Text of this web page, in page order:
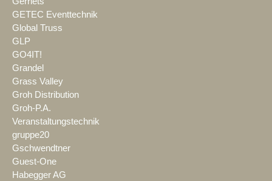
GETEC Eventtechnik
Global Truss
GLP
GO4IT!
Grandel
Grass Valley
Groh Distribution
Groh-P.A.
Veranstaltungstechnik
gruppe20
Gschwendtner
Guest-One
Habegger AG